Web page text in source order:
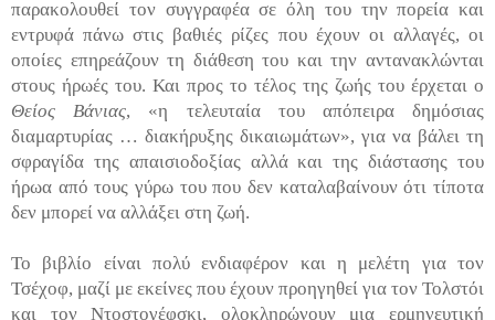
παρακολουθεί τον συγγραφέα σε όλη του την πορεία και
εντρυφά πάνω στις βαθιές ρίζες που έχουν οι αλλαγές, οι
οποίες επηρεάζουν τη διάθεση του και την αντανακλώνται
στους ήρωές του. Και προς το τέλος της ζωής του έρχεται ο
Θείος Βάνιας, «η τελευταία του απόπειρα δημόσιας
διαμαρτυρίας … διακήρυξης δικαιωμάτων», για να βάλει τη
σφραγίδα της απαισιοδοξίας αλλά και της διάστασης του
ήρωα από τους γύρω του που δεν καταλαβαίνουν ότι τίποτα
δεν μπορεί να αλλάξει στη ζωή.
Το βιβλίο είναι πολύ ενδιαφέρον και η μελέτη για τον
Τσέχοφ, μαζί με εκείνες που έχουν προηγηθεί για τον Τολστόι
και τον Ντοστογέφσκι, ολοκληρώνουν μια ερμηνευτική